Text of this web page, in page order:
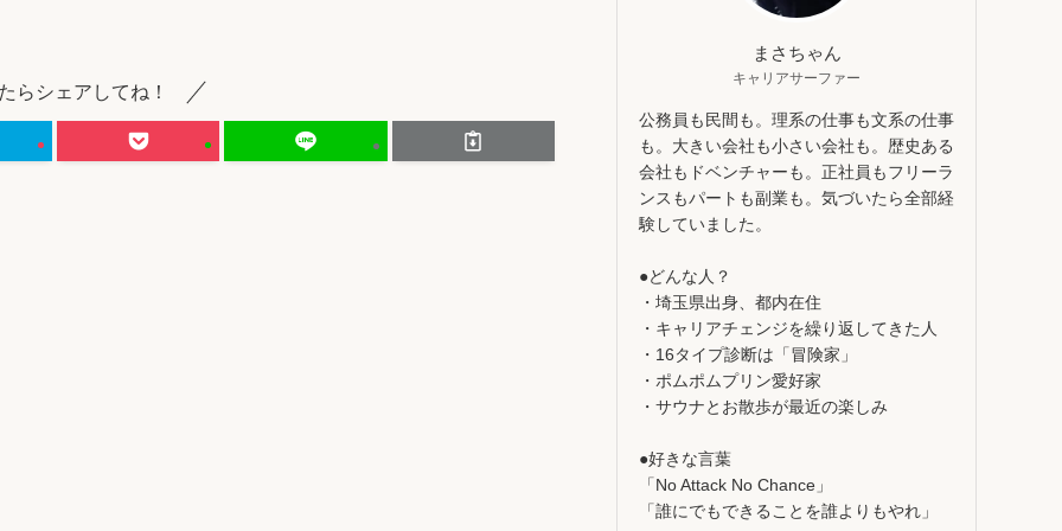
らシェアしてね！
まさちゃん
キャリアサーファー
公務員も民間も。理系の仕事も文系の仕事
も。大きい会社も小さい会社も。歴史ある
会社もドベンチャーも。正社員もフリーラ
ンスもパートも副業も。気づいたら全部経
験していました。
●どんな人？
・埼玉県出身、都内在住
・キャリアチェンジを繰り返してきた人
・16タイプ診断は「冒険家」
・ポムポムプリン愛好家
・サウナとお散歩が最近の楽しみ
●好きな言葉
「No Attack No Chance」
「誰にでもできることを誰よりもやれ」